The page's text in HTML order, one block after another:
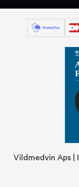
Vildmedvin Aps |